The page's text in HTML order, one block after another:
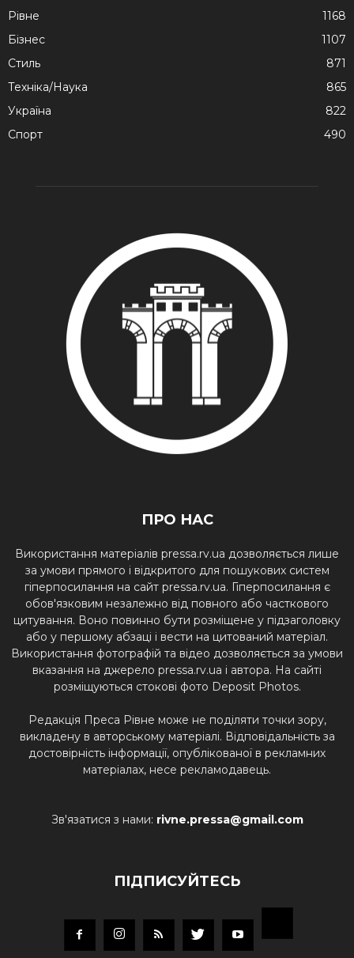
Рівне
1168
Бізнес
1107
Стиль
871
Техніка/Наука
865
Україна
822
Спорт
490
ПРО НАС
Використання матеріалів pressa.rv.ua дозволяється лише
за умови прямого і відкритого для пошукових систем
гіперпосилання на сайт pressa.rv.ua. Гіперпосилання є
обов'язковим незалежно від повного або часткового
цитування. Воно повинно бути розміщене у підзаголовку
або у першому абзаці і вести на цитований матеріал.
Використання фотографій та відео дозволяється за умови
вказання на джерело pressa.rv.ua і автора. На сайті
розміщуються стокові фото Deposit Photos.
Редакція Преса Рівне може не поділяти точки зору,
викладену в авторському матеріалі. Відповідальність за
достовірність інформації, опублікованої в рекламних
матеріалах, несе рекламодавець.
Зв'язатися з нами: rivne.pressa@gmail.com
ПІДПИСУЙТЕСЬ